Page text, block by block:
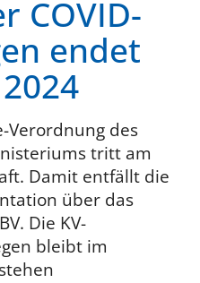
COVID-
endet
Verordnung des
tritt am
Damit entfällt die
über das
Die KV-
bleibt im